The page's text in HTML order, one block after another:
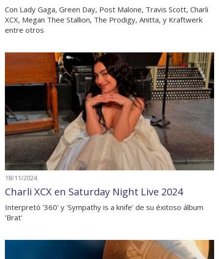
Con Lady Gaga, Green Day, Post Malone, Travis Scott, Charli
XCX, Megan Thee Stallion, The Prodigy, Anitta, y Kraftwerk
entre otros
18/11/2024
Charli XCX en Saturday Night Live 2024
Interpretó '360' y 'Sympathy is a knife' de su éxitoso álbum
'Brat'